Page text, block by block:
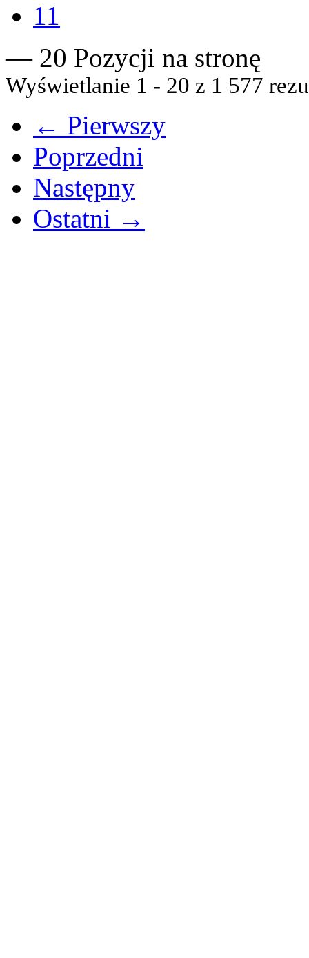
11
— 20 Pozycji na stronę
Wyświetlanie 1 - 20 z 1 577
← Pierwszy
Poprzedni
Następny
Ostatni →